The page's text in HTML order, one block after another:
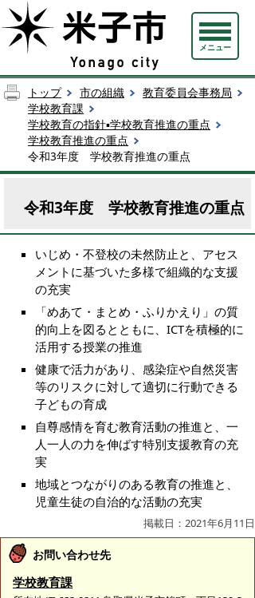
メニュー
トップ 市の組織
教育委員会事務局
学校教育課
学校教育の指針▪学校教育推進の重点
学校教育推進の重点
令和3年度 学校教育推進の重点
令和3年度 学校教育推進の重点
いじめ・不登校の未然防止と、アセス
メントに基づいた多様で組織的な支援
の充実
「めあて・まとめ・ふりかえり」の質
的向上を図るとともに、ICTを積極的に
活用する授業の推進
健康で活力があり、感染症や自然災害
等のリスクに対して適切に行動できる
子どもの育成
自尊感情を育む教育活動の推進と、一
人一人の力を伸ばす特別支援教育の充
実
地域とつながりのある教育の推進と、
児童生徒の自治的な活動の充実
掲載日：2021年6月11日
お問い合わせ先
学校教育課